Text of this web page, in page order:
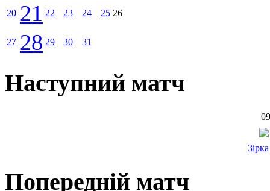
20 21 22 23 24 25 26
27 28 29 30 31
Наступний матч
Зірка
Попередній матч